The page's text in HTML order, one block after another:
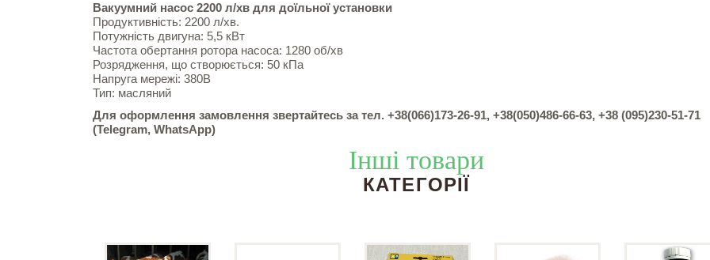
Вакуумний насос 2200 л/хв для доїльної установки
Продуктивність: 2200 л/хв.
Потужність двигуна: 5,5 кВт
Частота обертання ротора насоса: 1280 об/хв
Розрядження, що створюється: 50 кПа
Напруга мережі: 380В
Тип: масляний
Для оформлення замовлення звертайтесь за тел. +38(066)173-26-91, +38(050)486-66-63, +38 (095)230-51-71
(Telegram, WhatsApp)
Інші товари
КАТЕГОРІЇ